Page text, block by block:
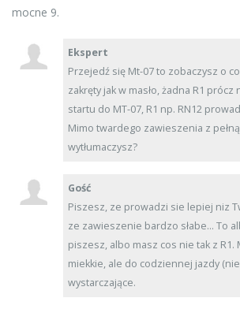
mocne 9.
Ekspert
Przejedź się Mt-07 to zobaczysz o
zakręty jak w masło, żadna R1
startu do MT-07, R1 np. RN12
Mimo twardego zawieszenia z
wytłumaczysz?
Gość
Piszesz, ze prowadzi sie lepiej niz
ze zawieszenie bardzo słabe... To
piszesz, albo masz cos nie tak z R1.
miekkie, ale do codziennej jazdy
wystarczające.